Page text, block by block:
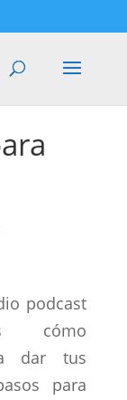
podcast
cómo
dar tus
para